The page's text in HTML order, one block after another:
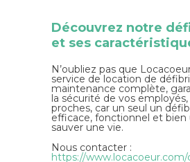
Découvrez notre
et ses
N’oubliez pas que
service de location de
maintenance complète,
la sécurité de vos
proches, car un seul un
efficace, fonctionnel et bien
sauver une vie.
Nous contacter :
https://